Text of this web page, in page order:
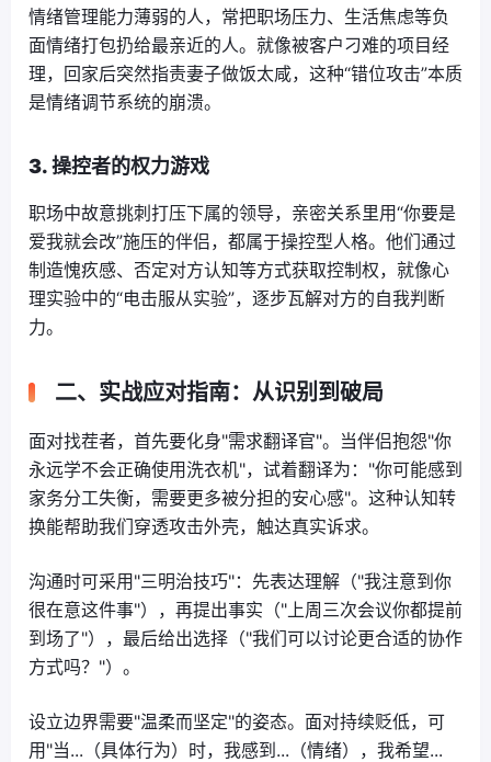
情绪管理能力薄弱的人，常把职场压力、生活焦虑等负
面情绪打包扔给最亲近的人。就像被客户刁难的项目经
理，回家后突然指责妻子做饭太咸，这种“错位攻击”本质
是情绪调节系统的崩溃。
3. 操控者的权力游戏
职场中故意挑刺打压下属的领导，亲密关系里用“你要是
爱我就会改”施压的伴侣，都属于操控型人格。他们通过
制造愧疚感、否定对方认知等方式获取控制权，就像心
理实验中的“电击服从实验”，逐步瓦解对方的自我判断
力。
二、实战应对指南：从识别到破局
面对找茬者，首先要化身"需求翻译官"。当伴侣抱怨"你
永远学不会正确使用洗衣机"，试着翻译为："你可能感到
家务分工失衡，需要更多被分担的安心感"。这种认知转
换能帮助我们穿透攻击外壳，触达真实诉求。
沟通时可采用"三明治技巧"：先表达理解（"我注意到你
很在意这件事"），再提出事实（"上周三次会议你都提前
到场了"），最后给出选择（"我们可以讨论更合适的协作
方式吗？"）。
设立边界需要"温柔而坚定"的姿态。面对持续贬低，可
用"当...（具体行为）时，我感到...（情绪），我希望...